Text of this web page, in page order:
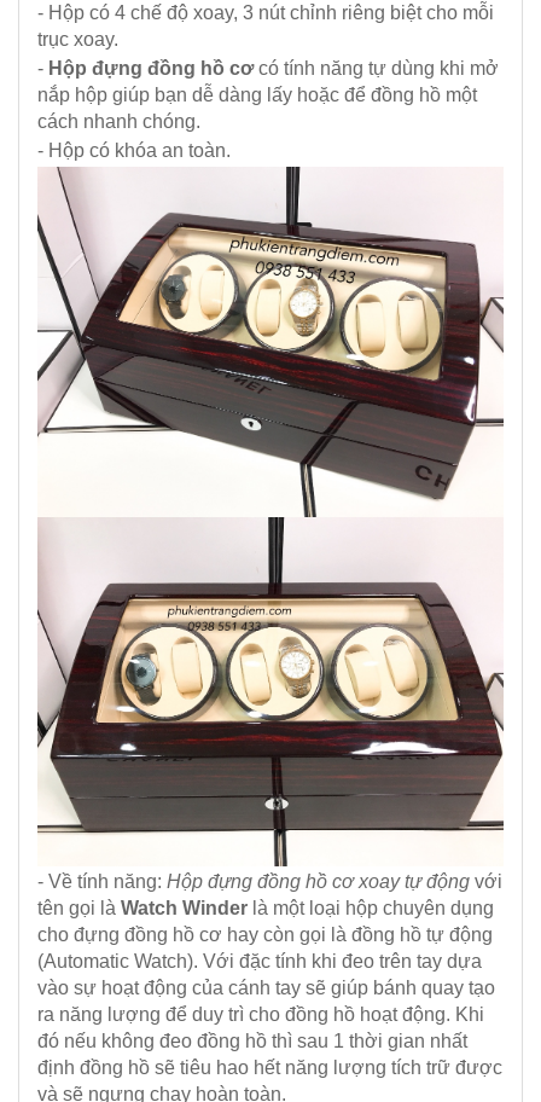
- Hộp có 4 chế độ xoay, 3 nút chỉnh riêng biệt cho mỗi
trục xoay.
- Hộp đựng đồng hồ cơcó tính năng tự dùng khi mở
nắp hộp giúp bạn dễ dàng lấy hoặc để đồng hồ một
cách nhanh chóng.
- Hộp có khóa an toàn.
- Về tính năng: Hộp đựng đồng hồ cơ xoay tự động với
tên gọi là Watch Winder là một loại hộp chuyên dụng
cho đựng đồng hồ cơ hay còn gọi là đồng hồ tự động
(Automatic Watch). Với đặc tính khi đeo trên tay dựa
vào sự hoạt động của cánh tay sẽ giúp bánh quay tạo
ra năng lượng để duy trì cho đồng hồ hoạt động. Khi
đó nếu không đeo đồng hồ thì sau 1 thời gian nhất
định đồng hồ sẽ tiêu hao hết năng lượng tích trữ được
và sẽ ngưng chạy hoàn toàn.